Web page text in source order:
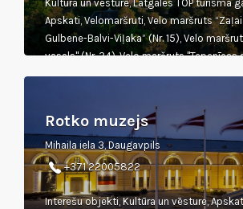
Kultūra un vēsture, Latgales TOP tūrisma
Apskati, Velomaršruti, Velo maršruts
Gulbene-Balvi-Viļaka” (Nr. 15), Velo
vasals" (Nr. 34), Velo maršruts "Tepenīcas
Rotko muzejs
Mihaila iela 3, Daugavpils
+371 22005822
Interešu objekti, Kultūra un vēsture,